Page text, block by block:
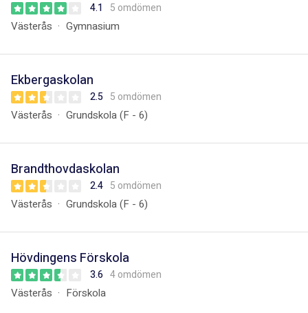
4.1 5 omdömen
Västerås Gymnasium
Ekbergaskolan
2.5 5 omdömen
Västerås Grundskola (F - 6)
Brandthovdaskolan
2.4 5 omdömen
Västerås Grundskola (F - 6)
Hövdingens Förskola
3.6 4 omdömen
Västerås Förskola